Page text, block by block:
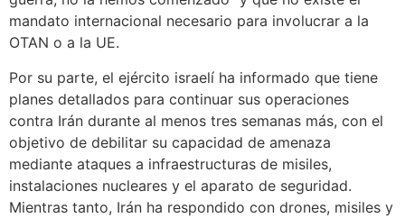
mandato internacional necesario para involucrar a la
OTAN o a la UE.
Por su parte, el ejército israelí ha informado que tiene
planes detallados para continuar sus operaciones
contra Irán durante al menos tres semanas más, con el
objetivo de debilitar su capacidad de amenaza
mediante ataques a infraestructuras de misiles,
instalaciones nucleares y el aparato de seguridad.
Mientras tanto, Irán ha respondido con drones, misiles y